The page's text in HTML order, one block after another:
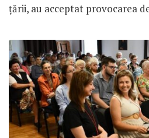
țării, au acceptat provocarea